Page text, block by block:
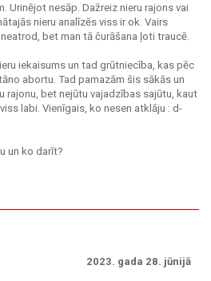
Urinējot nesāp. Dažreiz nieru rajons vai
nieru analīzēs viss ir ok. Vairs
bet man tā čurāšana ļoti traucē.
iekaisums un tad grūtniecība, kas pēc
abortu. Tad pamazām šis sākās un
rajonu, bet nejūtu vajadzības sajūtu, kaut
labi. Vienīgais, ko nesen atklāju : d-
un ko darīt?
2023. gada 28. jūnijā